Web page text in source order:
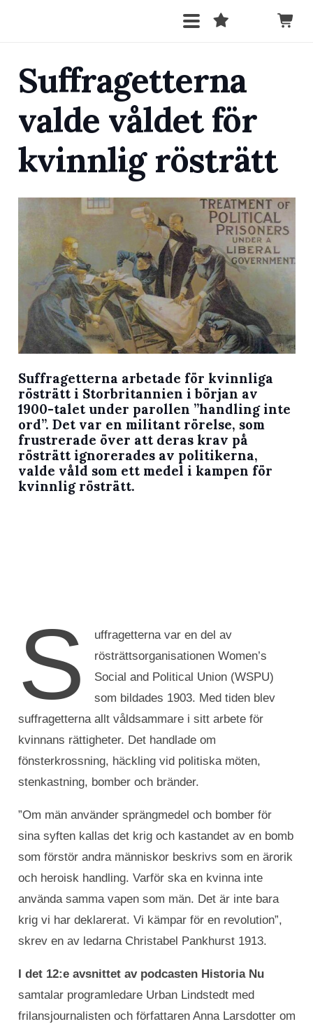
Suffragetterna
valde våldet för
kvinnlig rösträtt
Suffragetterna arbetade för kvinnliga
rösträtt i Storbritannien i början av
1900-talet under parollen ”handling inte
ord”. Det var en militant rörelse, som
frustrerade över att deras krav på
rösträtt ignorerades av politikerna,
valde våld som ett medel i kampen för
kvinnlig rösträtt.
S
uffragetterna var en del av
rösträttsorganisationen Women’s
Social and Political Union (WSPU)
som bildades 1903. Med tiden blev
suffragetterna allt våldsammare i sitt arbete för
kvinnans rättigheter. Det handlade om
fönsterkrossning, häckling vid politiska möten,
stenkastning, bomber och bränder.
”Om män använder sprängmedel och bomber för
sina syften kallas det krig och kastandet av en bomb
som förstör andra människor beskrivs som en ärorik
och heroisk handling. Varför ska en kvinna inte
använda samma vapen som män. Det är inte bara
krig vi har deklarerat. Vi kämpar för en revolution”,
skrev en av ledarna Christabel Pankhurst 1913.
I det 12:e avsnittet av podcasten Historia Nu
samtalar programledare Urban Lindstedt med
frilansjournalisten och författaren Anna Larsdotter om